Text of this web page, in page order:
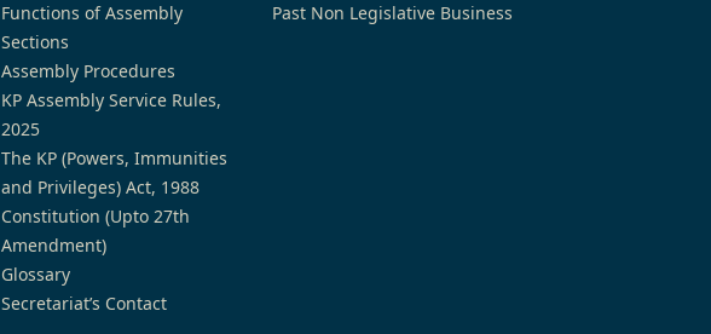
Functions of Assembly
Sections
Assembly Procedures
KP Assembly Service Rules,
2025
The KP (Powers, Immunities
and Privileges) Act, 1988
Constitution (Upto 27th
Amendment)
Glossary
Secretariat’s Contact
Past Non Legislative Business